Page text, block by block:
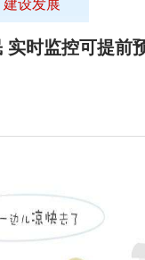
建设发展
实时监控可提前